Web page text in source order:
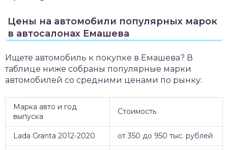
Цены на автомобили популярных марок
в автосалонах Емашева
Ищете автомобиль к покупке в Емашева? В
таблице ниже собраны популярные марки
автомобилей со средними ценами по рынку:
Марка авто и год
выпуска
Стоимость
Lada Granta 2012-2020 от 350 до 950 тыс. рублей